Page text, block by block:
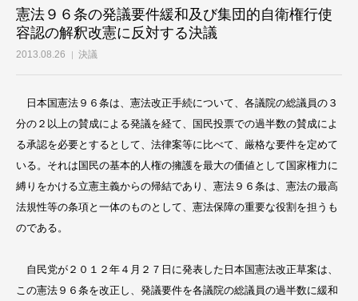
憲法９６条の発議要件緩和及び集団的自衛権行使
容認の解釈改憲に反対する決議
2013.08.26 決議
日本国憲法９６条は、憲法改正手続について、各議院の総議員の３
分の２以上の賛成による発議を経て、国民投票での過半数の賛成によ
る承認を必要とするとして、法律案等に比べて、厳格な要件を定めて
いる。それは国民の基本的人権の擁護を最大の価値として国家権力に
縛りをかける立憲主義からの帰結であり、憲法９６条は、憲法の最高
法規性等の条項と一体のものとして、憲法保障の重要な役割を担うも
のである。
自民党が２０１２年４月２７日に発表した日本国憲法改正草案は、
この憲法９６条を改正し、発議要件を各議院の総議員の過半数に緩和